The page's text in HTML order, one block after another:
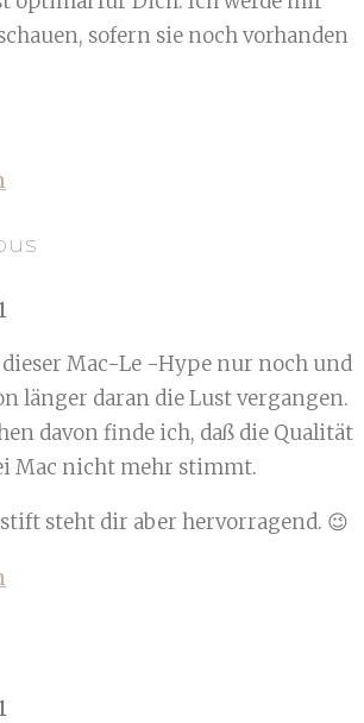
sofern sie noch vorhanden
Mac-Le -Hype nur noch und
länger daran die Lust vergangen.
davon finde ich, daß die Qualität
Mac nicht mehr stimmt.
steht dir aber hervorragend. 😉